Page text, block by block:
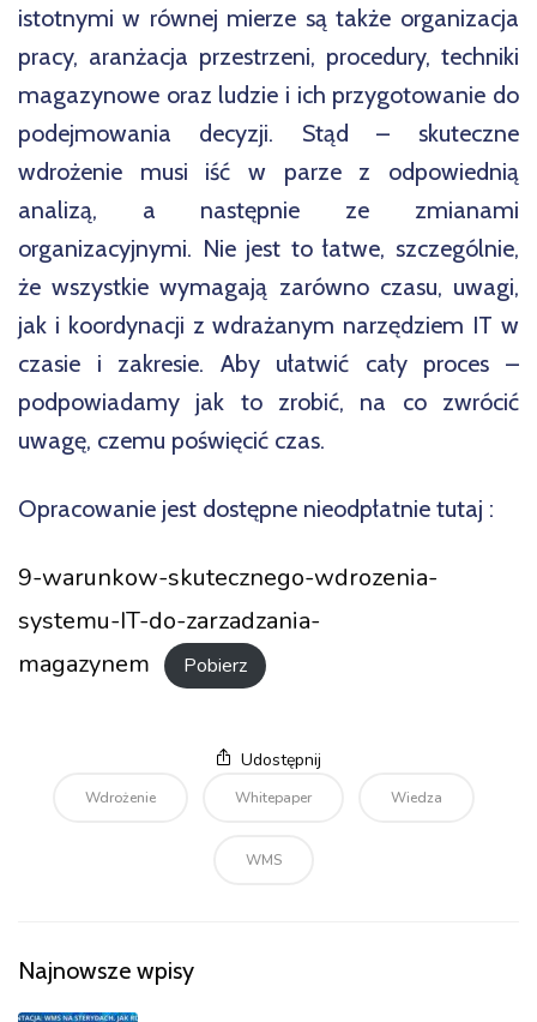
istotnymi w równej mierze są także organizacja
pracy, aranżacja przestrzeni, procedury, techniki
magazynowe oraz ludzie i ich przygotowanie do
podejmowania decyzji. Stąd – skuteczne
wdrożenie musi iść w parze z odpowiednią
analizą, a następnie ze zmianami
organizacyjnymi. Nie jest to łatwe, szczególnie,
że wszystkie wymagają zarówno czasu, uwagi,
jak i koordynacji z wdrażanym narzędziem IT w
czasie i zakresie. Aby ułatwić cały proces –
podpowiadamy jak to zrobić, na co zwrócić
uwagę, czemu poświęcić czas.
Opracowanie jest dostępne nieodpłatnie tutaj :
9-warunkow-skutecznego-wdrozenia-
systemu-IT-do-zarzadzania-
magazynem
Pobierz
Udostępnij
Wdrożenie Whitepaper Wiedza
WMS
Najnowsze wpisy